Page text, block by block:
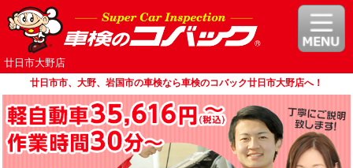
廿日市大野店
廿日市市、大野、岩国市の車検なら車検のコバック廿日市大野店へ！